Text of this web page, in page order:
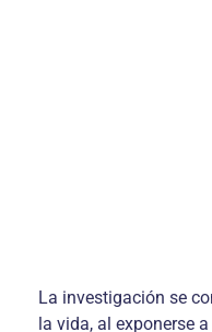
La investigación se
la vida, al exponerse